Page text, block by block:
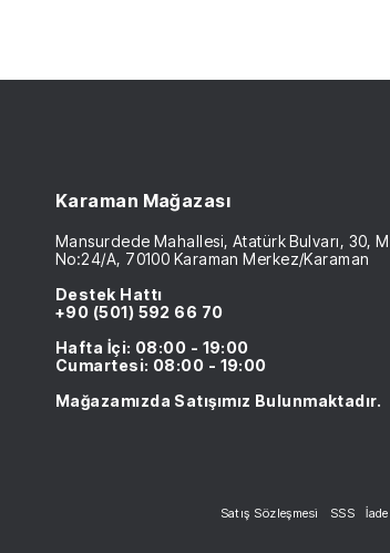
Karaman Mağazası
Mansurdede Mahallesi, Atatürk Bulvarı, 30,
No:24/A, 70100 Karaman Merkez/Karaman
Destek Hattı
+90 (501) 592 66 70
Hafta İçi: 08:00 - 19:00
Cumartesi: 08:00 - 19:00
Mağazamızda Satışımız Bulunmaktadır.
Satış Sözleşmesi SSS